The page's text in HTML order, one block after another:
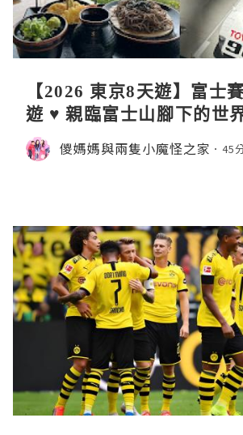
【2026 東京8天遊】富士
遊 ♥ 親臨富士山腳下的世
uji SpeedWay。參觀富
館。到觀景餐廳邊觀賞賽車
儍媽媽與兩隻小魔怪之家 45